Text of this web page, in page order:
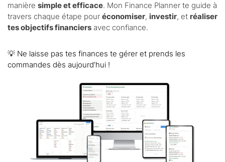
manière simple et efficace. Mon Finance Planner te guide à
travers chaque étape pour économiser, investir, et réaliser
tes objectifs financiers avec confiance.
💡 Ne laisse pas tes finances te gérer et prends les
commandes dès aujourd’hui !